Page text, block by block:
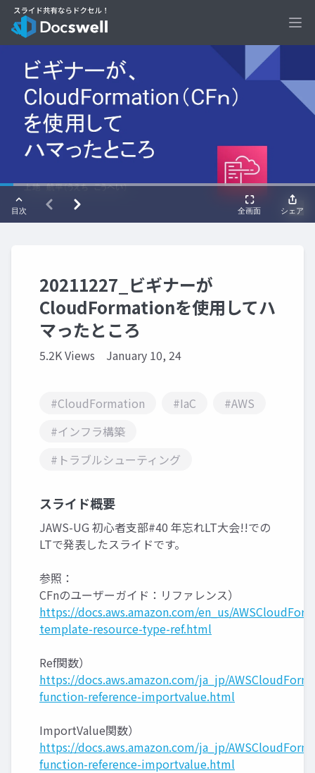
20211227_ビギナーが
CloudFormationを使用してハ
マったところ
5.2K Views January 10, 24
#CloudFormation #IaC
#AWS
#インフラ構築
#トラブルシューティング
スライド概要
JAWS-UG 初心者支部#40 年忘れLT大会!!での
LTで発表したスライドです。
参照：
CFnのユーザーガイド：リファレンス）
https://docs.aws.amazon.com/en_us/
template-resource-type-ref.html
Ref関数）
https://docs.aws.amazon.com/ja_jp/
function-reference-importvalue.html
ImportValue関数）
https://docs.aws.amazon.com/ja_jp/
function-reference-importvalue.html